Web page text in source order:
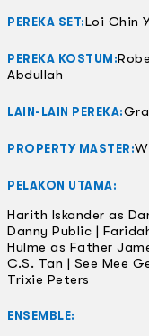
PEREKA SET:Loi Chin
PEREKA KOSTUM:
Abdullah
LAIN-LAIN PEREKA:
PROPERTY MASTER:
PELAKON UTAMA:
Harith Iskander as
Danny Public |
Hulme as Father
C.S. Tan | See Mee
Trixie Peters
ENSEMBLE: